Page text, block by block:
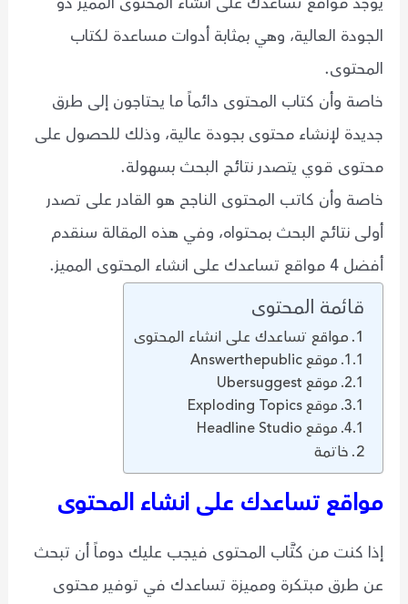
الجودة العالية، وهي بمثابة أدوات مساعدة لكتاب
المحتوى.
خاصة وأن كتاب المحتوى دائماً ما يحتاجون إلى طرق
جديدة لإنشاء محتوى بجودة عالية، وذلك للحصول على
محتوى قوي يتصدر نتائج البحث بسهولة.
خاصة وأن كاتب المحتوى الناجح هو القادر على تصدر
أولى نتائج البحث بمحتواه، وفي هذه المقالة سنقدم
أفضل 4 مواقع تساعدك على انشاء المحتوى المميز.
قائمة المحتوى
مواقع تساعدك على انشاء المحتوى
موقع Answerthepublic
موقع Ubersuggest
موقع Exploding Topics
موقع Headline Studio
خاتمة
مواقع تساعدك على انشاء المحتوى
إذا كنت من كتَّاب المحتوى فيجب عليك دوماً أن تبحث
عن طرق مبتكرة ومميزة تساعدك في توفير محتوى